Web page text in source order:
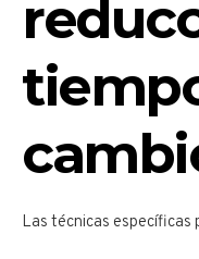
Las técnicas específicas